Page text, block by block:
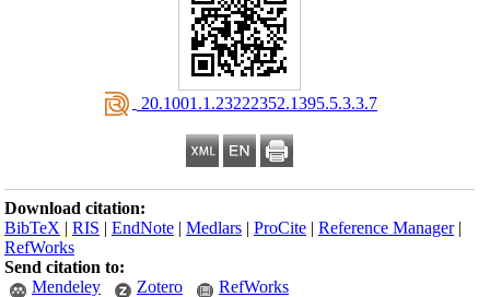
‎ 20.1001.1.23222352.1395.5.3.3.7
Download citation:
BibTeX |RIS |EndNote |Medlars |ProCite |Reference Manager
RefWorks
Send citation to:
Mendeley
Zotero RefWorks